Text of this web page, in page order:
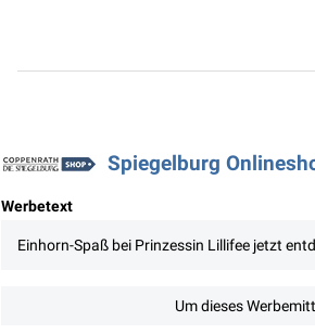
Spiegelburg
Werbetext
Einhorn-Spaß bei Prinzessin Lillifee jetzt
Um dieses